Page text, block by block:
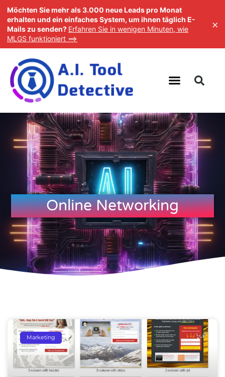
Online Networking
Marketing
Möchten Sie mehr als 3.000 neue Leads pro Monat
erhalten und ein einfaches System, um ihnen täglich E-
Mails zu senden? Erfahren Sie in wenigen Minuten, wie
MLGS funktioniert ==>
×